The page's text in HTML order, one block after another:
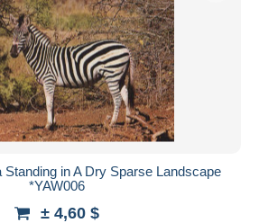
Standing in A Dry Sparse Landscape
*YAW006
± 4,60 $